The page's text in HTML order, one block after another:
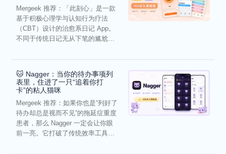
Mergeek 推荐：「此刻心」是一款
基于积极心理学与认知行为疗法
（CBT）设计的治愈系日记 App。
不同于传统日记无从下笔的尴尬，
🐱 Nagger：当你的待办事项列
表里，住进了一只“追着你打
卡”的粘人猫咪
Mergeek 推荐：如果你也是“列好了
待办却总是视而不见”的拖延症重度
患者，那么 Nagger 一定会让你眼
前一亮。它打破了传统效率工具冰